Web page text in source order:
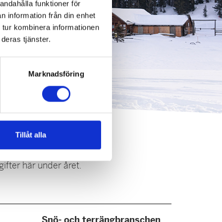
funktioner för
information från din enhet
kombinera informationen
tjänster.
Marknadsföring
Tillåt alla
här under året.